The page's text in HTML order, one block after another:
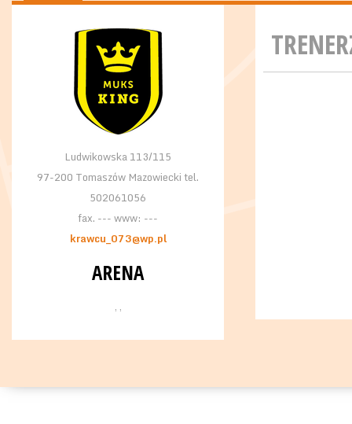
Ludwikowska 113/115
97-200 Tomaszów Mazowiecki tel.
502061056
fax. --- www: ---
krawcu_073@wp.pl
ARENA
, ,